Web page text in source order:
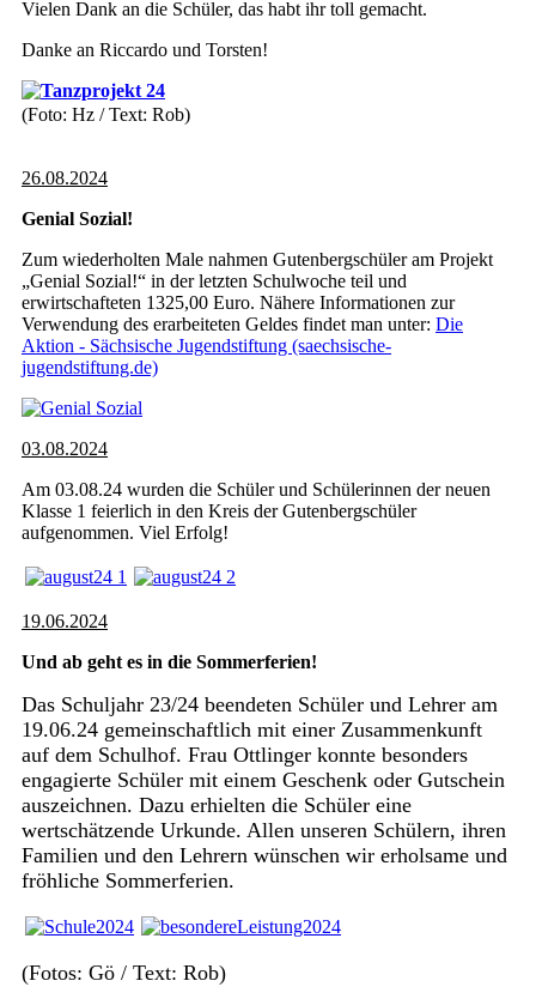
Vielen Dank an die Schüler, das habt ihr toll gemacht.
Danke an Riccardo und Torsten!
(Foto: Hz / Text: Rob)
26.08.2024
Genial Sozial!
Zum wiederholten Male nahmen Gutenbergschüler am Projekt
„Genial Sozial!“ in der letzten Schulwoche teil und
erwirtschafteten 1325,00 Euro. Nähere Informationen zur
Verwendung des erarbeiteten Geldes findet man unter: Die
Aktion - Sächsische Jugendstiftung (saechsische-
jugendstiftung.de)
03.08.2024
Am 03.08.24 wurden die Schüler und Schülerinnen der neuen
Klasse 1 feierlich in den Kreis der Gutenbergschüler
aufgenommen. Viel Erfolg!
19.06.2024
Und ab geht es in die Sommerferien!
Das Schuljahr 23/24 beendeten Schüler und Lehrer am
19.06.24 gemeinschaftlich mit einer Zusammenkunft
auf dem Schulhof. Frau Ottlinger konnte besonders
engagierte Schüler mit einem Geschenk oder Gutschein
auszeichnen. Dazu erhielten die Schüler eine
wertschätzende Urkunde. Allen unseren Schülern, ihren
Familien und den Lehrern wünschen wir erholsame und
fröhliche Sommerferien.
(Fotos: Gö / Text: Rob)